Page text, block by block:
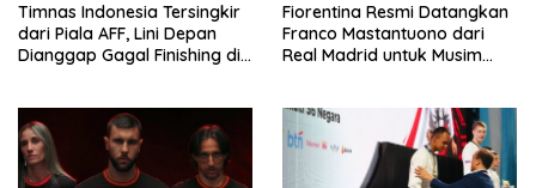
Timnas Indonesia Tersingkir
dari Piala AFF, Lini Depan
Dianggap Gagal Finishing di
Fiorentina Resmi Datangkan
Franco Mastantuono dari
Real Madrid untuk Musim